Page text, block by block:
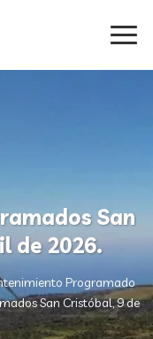
San
de 2026.
Programado
San Cristóbal, 9 de